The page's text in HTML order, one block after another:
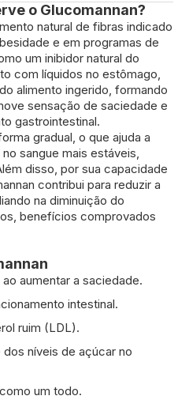
o Glucomannan?
natural de fibras indicado
e em programas de
um inibidor natural do
com líquidos no estômago,
alimento ingerido, formando
sensação de saciedade e
gastrointestinal.
gradual, o que ajuda a
sangue mais estáveis,
disso, por sua capacidade
contribui para reduzir a
na diminuição do
benefícios comprovados
aumentar a saciedade.
intestinal.
ruim (LDL).
níveis de açúcar no
um todo.